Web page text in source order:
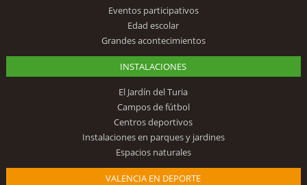
Eventos participativos
Edad escolar
Grandes acontecimientos
INSTALACIONES
El Jardín del Turia
Campos de fútbol
Centros deportivos
Instalaciones en parques y jardines
Espacios naturales
VALENCIA EN DEPORTE